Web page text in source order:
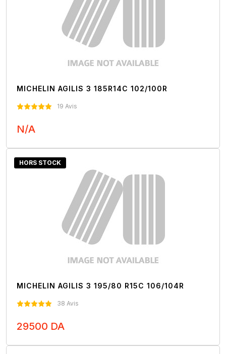
MICHELIN AGILIS 3 185R14C 102/100R
19 Avis
N/A
HORS STOCK
MICHELIN AGILIS 3 195/80 R15C 106/104R
38 Avis
29500 DA